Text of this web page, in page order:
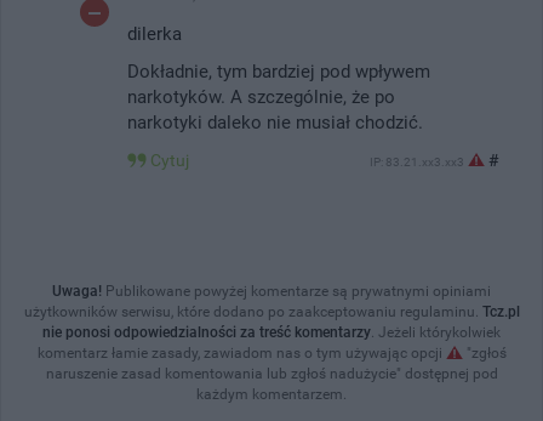
dilerka
Dokładnie, tym bardziej pod wpływem
narkotyków. A szczególnie, że po
narkotyki daleko nie musiał chodzić.
Cytuj IP: 83.21.xx3.xx3 #
Uwaga! Publikowane powyżej komentarze są prywatnymi opiniami
użytkowników serwisu, które dodano po zaakceptowaniu regulaminu. Tcz.pl
nie ponosi odpowiedzialności za treść komentarzy. Jeżeli którykolwiek
komentarz łamie zasady, zawiadom nas o tym używając opcji
"zgłoś
naruszenie zasad komentowania lub zgłoś nadużycie" dostępnej pod
każdym komentarzem.